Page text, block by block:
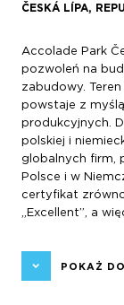
ČESKÁ LÍPA,
Accolade Park
pozwoleń na
zabudowy.
powstaje z
produkcyjnych.
polskiej i
globalnych firm,
Polsce i w
certyfikat
„Excellent”, a
POKAŻ